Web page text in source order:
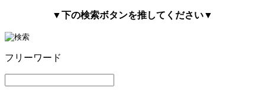
▼下の検索ボタンを推してください▼
フリーワード